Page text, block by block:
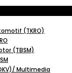
(TKRO)
(TBSM)
Multimedia